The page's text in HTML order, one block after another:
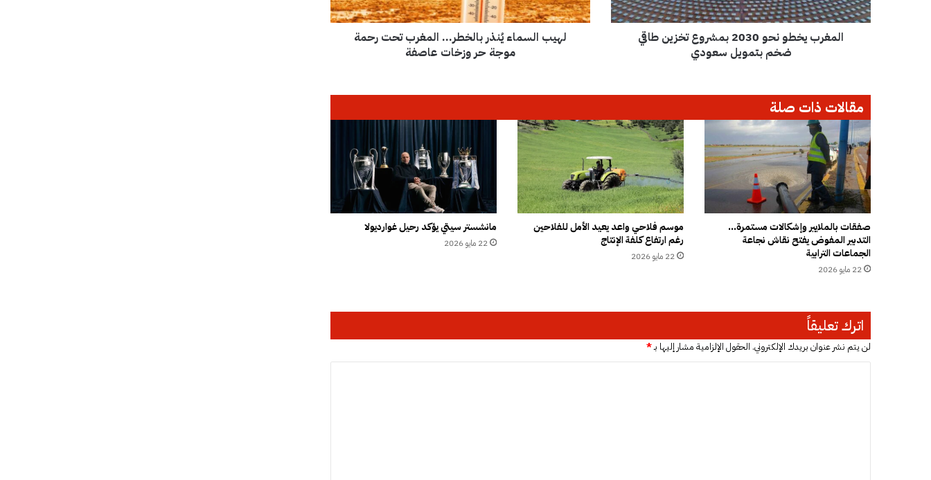
خ
ط
2
3
0
ب
م
ش
ر
و
ع
ت
خ
ز
ط
ق
ي
المغرب يخطو نحو 2030 بمشروع تخزين طاقي
ضخم بتمويل سعودي
م
ا
ر
ا
ل
ط
ر
.
.
.
ب
ح
لهيب السماء يُنذر بالخطر... المغرب تحت رحمة
موجة حر وزخات عاصفة
مقالات ذات صلة
صفقات بالملايير وإشكالات مستمرة…
التدبير المفوض يفتح نقاش نجاعة
الجماعات الترابية
22 مايو 2026
موسم فلاحي واعد يعيد الأمل للفلاحين
رغم ارتفاع كلفة الإنتاج
22 مايو 2026
مانشستر سيتي يؤكد رحيل غوارديولا
22 مايو 2026
اترك تعليقاً
لن يتم نشر عنوان بريدك الإلكتروني. الحقول الإلزامية مشار إليها بـ*